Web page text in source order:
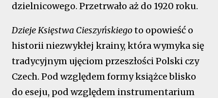
dzielnicowego. Przetrwało aż do 1920 roku.
Dzieje Księstwa Cieszyńskiegoto opowieść o
historii niezwykłej krainy, która wymyka się
tradycyjnym ujęciom przeszłości Polski czy
Czech. Pod względem formy książce blisko
do eseju, pod względem instrumentarium